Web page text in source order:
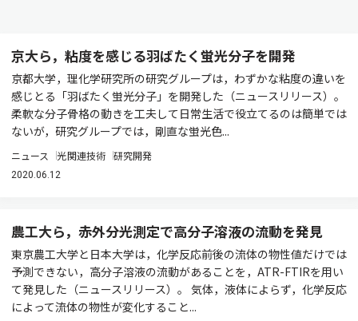
京大ら，粘度を感じる羽ばたく蛍光分子を開発
京都大学，理化学研究所の研究グループは，わずかな粘度の違いを
感じとる「羽ばたく蛍光分子」を開発した（ニュースリリース）。
柔軟な分子骨格の動きを工夫して日常生活で役立てるのは簡単では
ないが，研究グループでは，剛直な蛍光色...
ニュース 光関連技術 研究開発
2020.06.12
農工大ら，赤外分光測定で高分子溶液の流動を発見
東京農工大学と日本大学は，化学反応前後の流体の物性値だけでは
予測できない，高分子溶液の流動があることを，ATR-FTIRを用い
て発見した（ニュースリリース）。 気体，液体によらず，化学反応
によって流体の物性が変化すること...